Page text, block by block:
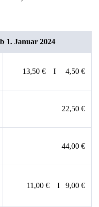
1. Januar 2024
13,50 € I 4,50 €
22,50 €
44,00 €
11,00 € I 9,00 €